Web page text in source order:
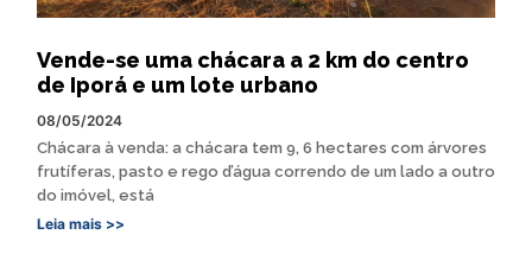
Vende-se uma chácara a 2 km do centro
de Iporá e um lote urbano
08/05/2024
Chácara à venda: a chácara tem 9, 6 hectares com árvores
frutíferas, pasto e rego d’água correndo de um lado a outro
do imóvel, está
Leia mais >>